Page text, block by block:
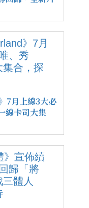
月上線3大必
線卡司大集